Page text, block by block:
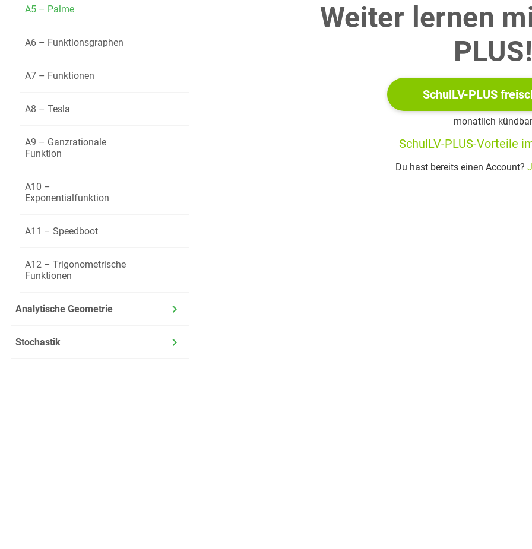
A5 – Palme
A6 – Funktionsgraphen
A7 – Funktionen
A8 – Tesla
A9 – Ganzrationale
Funktion
A10 –
Exponentialfunktion
A11 – Speedboot
A12 – Trigonometrische
Funktionen
Analytische Geometrie
Stochastik
und interpretiere den Wert im
Begründe anhand des Verlaufs des Graphen, dass die Höhe der
Gib den Zeitpunkt an, zu dem die Palme ungefähr eine Höhe von 5
eine Stammfunktion
Weiter lernen
PLUS!
SchulLV-PLUS
monatlich kündbar
SchulLV-PLUS-Vorteile
Du hast bereits einen Account?